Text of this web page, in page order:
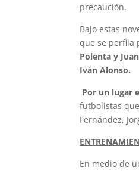
precaución.
Bajo estas
que se perfila
Polenta y
Iván Alonso.
Por un lugar
futbolistas
Fernández,
En medio de